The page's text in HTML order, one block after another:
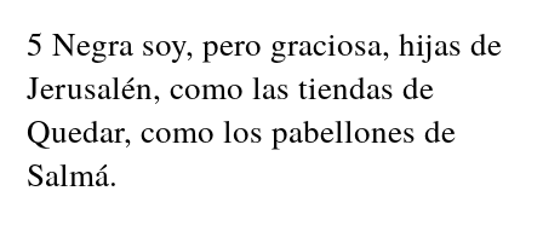
5 Negra soy, pero graciosa, hijas de
Jerusalén, como las tiendas de
Quedar, como los pabellones de
Salmá.